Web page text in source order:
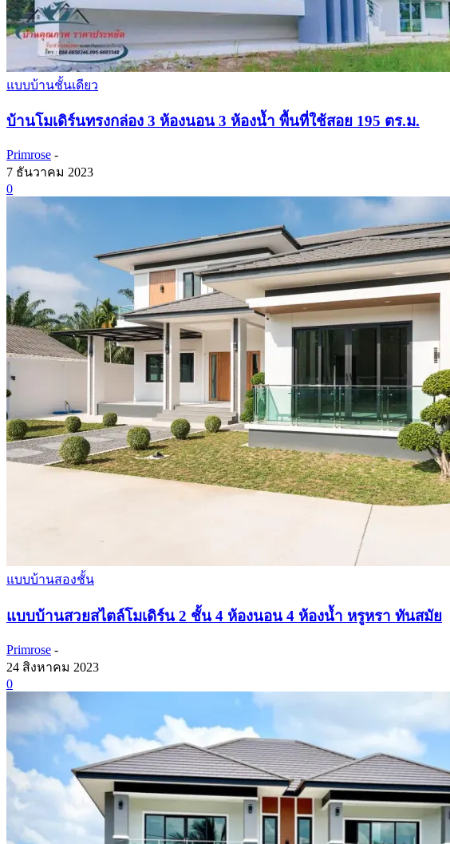
แบบบ้านชั้นเดียว
บ้านโมเดิร์นทรงกล่อง 3 ห้องนอน 3 ห้องน้ำ พื้นที่ใช้สอย 195 ตร.ม.
Primrose -
7 ธันวาคม 2023
0
แบบบ้านสองชั้น
แบบบ้านสวยสไตล์โมเดิร์น 2 ชั้น 4 ห้องนอน 4 ห้องน้ำ หรูหรา ทันสมัย
Primrose -
24 สิงหาคม 2023
0